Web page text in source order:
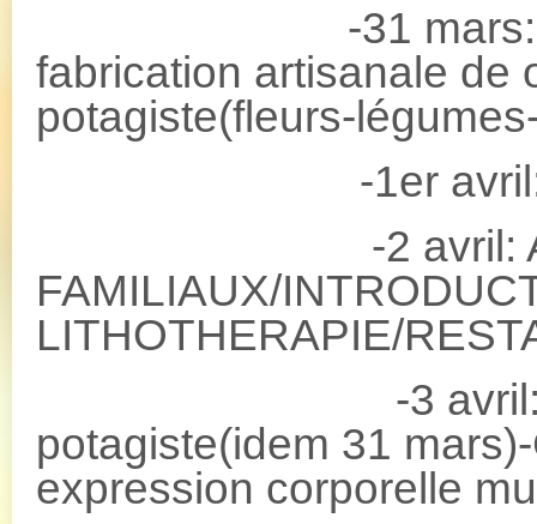
-31 mars:
fabrication artisanale de
potagiste(fleurs-
-1er avril:
-2 avril:
FAMILIAUX/
LITHOTHERAPIE/
-3 avril:
potagiste(idem 31
expression corporelle